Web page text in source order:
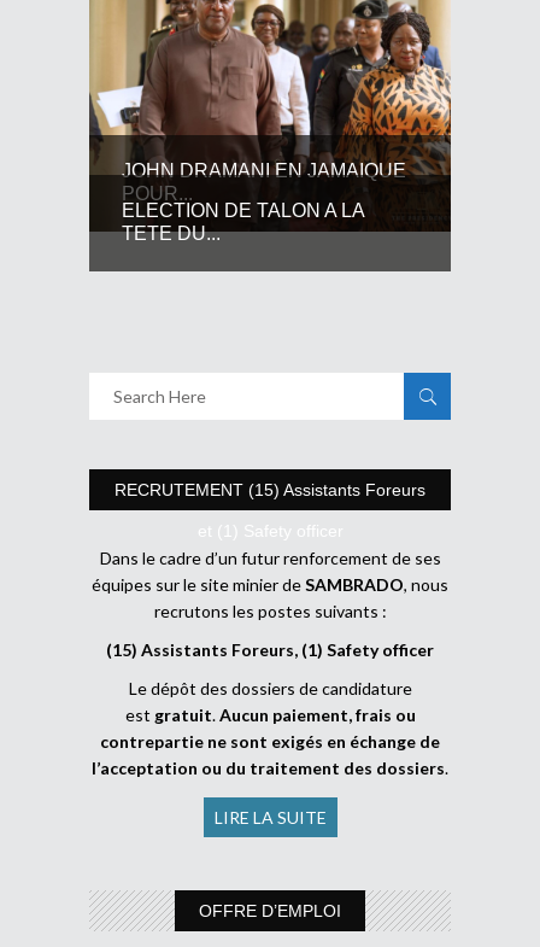
JOHN DRAMANI EN JAMAIQUE
POUR...
ELECTION DE TALON A LA
TETE DU...
RECRUTEMENT (15) Assistants Foreurs
et (1) Safety officer
Dans le cadre d’un futur renforcement de ses
équipes sur le site minier deSAMBRADO, nous
recrutons les postes suivants :
(15) Assistants Foreurs, (1) Safety officer
Le dépôt des dossiers de candidature
est gratuit.Aucun paiement, frais ou
contrepartie ne sont exigés en échange de
l’acceptation ou du traitement des dossiers.
LIRE LA SUITE
OFFRE D’EMPLOI